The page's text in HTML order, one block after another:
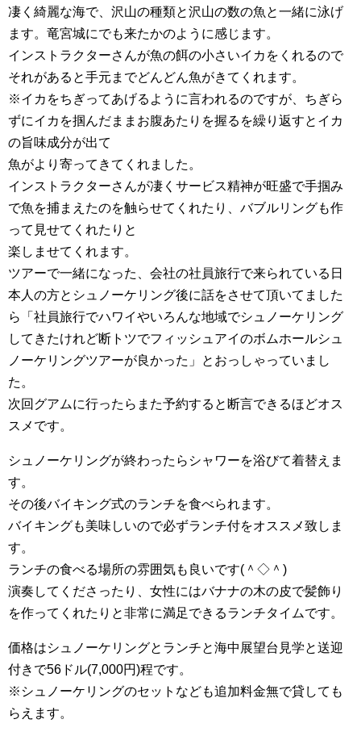
凄く綺麗な海で、沢山の種類と沢山の数の魚と一緒に泳げ
ます。竜宮城にでも来たかのように感じます。
インストラクターさんが魚の餌の小さいイカをくれるので
それがあると手元までどんどん魚がきてくれます。
※イカをちぎってあげるように言われるのですが、ちぎら
ずにイカを掴んだままお腹あたりを握るを繰り返すとイカ
の旨味成分が出て
魚がより寄ってきてくれました。
インストラクターさんが凄くサービス精神が旺盛で手掴み
で魚を捕まえたのを触らせてくれたり、バブルリングも作
って見せてくれたりと
楽しませてくれます。
ツアーで一緒になった、会社の社員旅行で来られている日
本人の方とシュノーケリング後に話をさせて頂いてました
ら「社員旅行でハワイやいろんな地域でシュノーケリング
してきたけれど断トツでフィッシュアイのボムホールシュ
ノーケリングツアーが良かった」とおっしゃっていまし
た。
次回グアムに行ったらまた予約すると断言できるほどオス
スメです。
シュノーケリングが終わったらシャワーを浴びて着替えま
す。
その後バイキング式のランチを食べられます。
バイキングも美味しいので必ずランチ付をオススメ致しま
す。
ランチの食べる場所の雰囲気も良いです(＾◇＾)
演奏してくださったり、女性にはバナナの木の皮で髪飾り
を作ってくれたりと非常に満足できるランチタイムです。
価格はシュノーケリングとランチと海中展望台見学と送迎
付きで56ドル(7,000円)程です。
※シュノーケリングのセットなども追加料金無で貸しても
らえます。